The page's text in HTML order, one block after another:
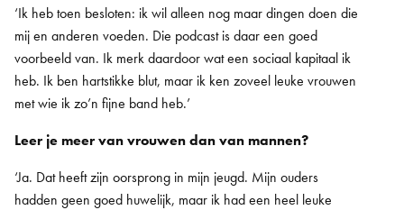
‘Ik heb toen besloten: ik wil alleen nog maar dingen doen die
mij en anderen voeden. Die podcast is daar een goed
voorbeeld van. Ik merk daardoor wat een sociaal kapitaal ik
heb. Ik ben hartstikke blut, maar ik ken zoveel leuke vrouwen
met wie ik zo’n fijne band heb.’
Leer je meer van vrouwen dan van mannen?
‘Ja. Dat heeft zijn oorsprong in mijn jeugd. Mijn ouders
hadden geen goed huwelijk, maar ik had een heel leuke